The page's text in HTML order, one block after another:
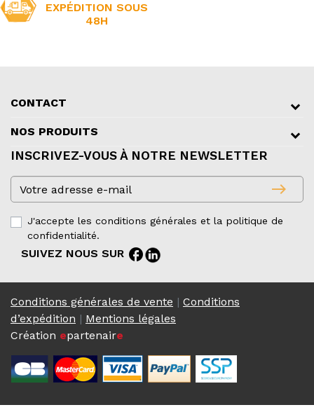
EXPÉDITION SOUS
48H
CONTACT
NOS PRODUITS
INSCRIVEZ-VOUS À NOTRE NEWSLETTER
east
J'accepte les conditions générales et la politique de
confidentialité.
SUIVEZ NOUS SUR facebook
Conditions générales de vente | Conditions
d’expédition | Mentions légales
Création epartenaire